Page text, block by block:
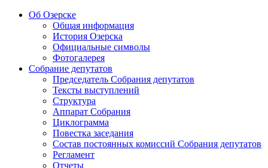
Об Озерске
Общая информация
История Озерска
Официальные символы
Фотогалерея
Собрание депутатов
Председатель Собрания депутатов
Тексты выступлений
Структура
Аппарат Собрания
Циклограмма
Повестка заседания
Состав постоянных комиссий Собрания депутатов
Регламент
Отчеты